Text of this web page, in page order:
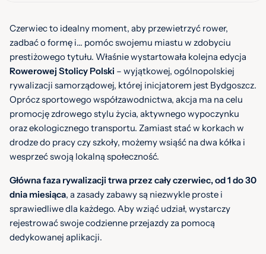
Czerwiec to idealny moment, aby przewietrzyć rower,
zadbać o formę i... pomóc swojemu miastu w zdobyciu
prestiżowego tytułu. Właśnie wystartowała kolejna edycja
Rowerowej Stolicy Polski – wyjątkowej, ogólnopolskiej
rywalizacji samorządowej, której inicjatorem jest Bydgoszcz.
Oprócz sportowego współzawodnictwa, akcja ma na celu
promocję zdrowego stylu życia, aktywnego wypoczynku
oraz ekologicznego transportu. Zamiast stać w korkach w
drodze do pracy czy szkoły, możemy wsiąść na dwa kółka i
wesprzeć swoją lokalną społeczność.
Główna faza rywalizacji trwa przez cały czerwiec, od 1 do 30
dnia miesiąca, a zasady zabawy są niezwykle proste i
sprawiedliwe dla każdego. Aby wziąć udział, wystarczy
rejestrować swoje codzienne przejazdy za pomocą
dedykowanej aplikacji.